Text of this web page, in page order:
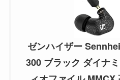
ゼンハイザー
300 ブラック ダイナ